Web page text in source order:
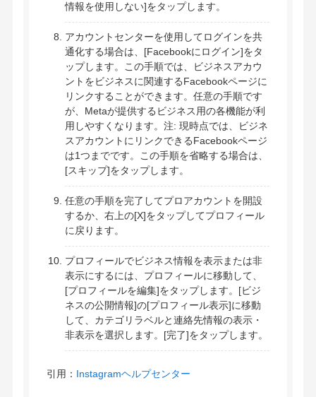
情報を使用しない]をタップします。
アカウントセンターを使用してログインを共
通化する場合は、[Facebookにログイン]をタ
ップします。この手順では、ビジネスアカウ
ントをビジネスに関連するFacebookページに
リンクすることができます。任意の手順です
が、Metaが提供するビジネス用の各機能が利
用しやすくなります。注: 現時点では、ビジネ
スアカウントにリンクできるFacebookページ
は1つまでです。この手順を省略する場合は、
[スキップ]をタップします。
任意の手順を完了してプロアカウントを開設
するか、右上の[X]をタップしてプロフィール
に戻ります。
プロフィールでビジネス情報を表示または非
表示にするには、プロフィールに移動して、
[プロフィールを編集]をタップします。[ビジ
ネスの公開情報]の[プロフィール表示]に移動
して、カテゴリラベルと連絡先情報の表示・
非表示を選択します。[完了]をタップします。
引用： Instagramヘルプセンター